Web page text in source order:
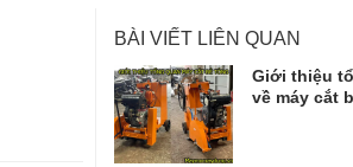
BÀI VIẾT LIÊN QUAN
Giới thiệu
về máy cắt